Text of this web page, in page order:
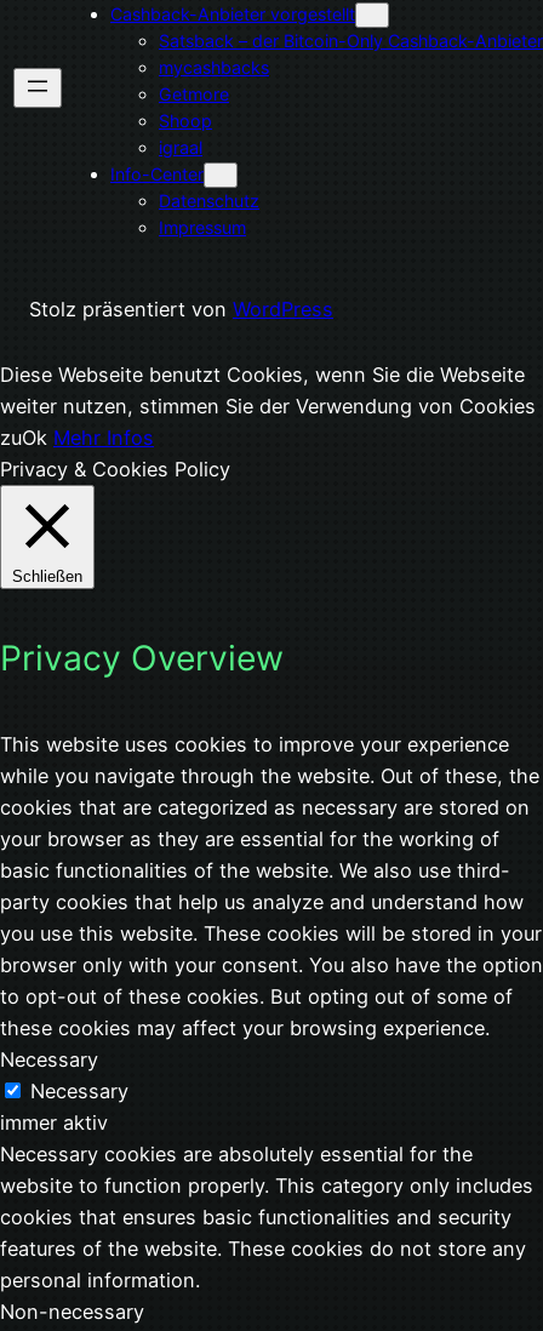
Cashback-Anbieter vorgestellt
Satsback – der Bitcoin-Only Cashback-Anbieter
mycashbacks
Getmore
Shoop
igraal
Info-Center
Datenschutz
Impressum
Stolz präsentiert von WordPress
Diese Webseite benutzt Cookies, wenn Sie die Webseite
weiter nutzen, stimmen Sie der Verwendung von Cookies
zuOk Mehr Infos
Privacy & Cookies Policy
Schließen
Privacy Overview
This website uses cookies to improve your experience
while you navigate through the website. Out of these, the
cookies that are categorized as necessary are stored on
your browser as they are essential for the working of
basic functionalities of the website. We also use third-
party cookies that help us analyze and understand how
you use this website. These cookies will be stored in your
browser only with your consent. You also have the option
to opt-out of these cookies. But opting out of some of
these cookies may affect your browsing experience.
Necessary
Necessary
immer aktiv
Necessary cookies are absolutely essential for the
website to function properly. This category only includes
cookies that ensures basic functionalities and security
features of the website. These cookies do not store any
personal information.
Non-necessary